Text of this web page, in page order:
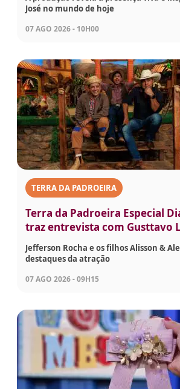
José no mundo de hoje
07 AGO 2026 - 10H00
TERRA DA PADROEIRA
Terra da Padroeira Especial
traz entrevista com Gusttavo
Jefferson Rocha e os filhos Alisson &
destaques da atração
07 AGO 2026 - 09H15